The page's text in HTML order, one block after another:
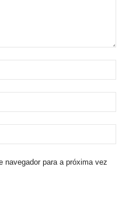
navegador para a próxima vez